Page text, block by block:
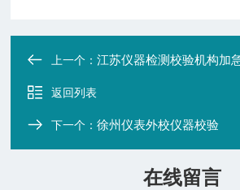
上一个：江苏仪器检测校验机构加
返回列表
下一个：徐州仪表外校仪器校验
在线留言